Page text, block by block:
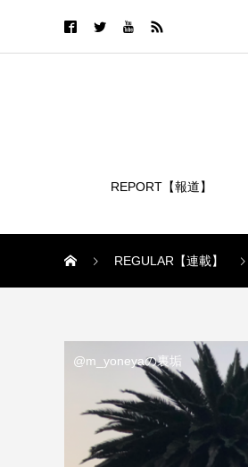
REPORT【報道】
REGULAR【連載】
@m_yoneyaの裏垢